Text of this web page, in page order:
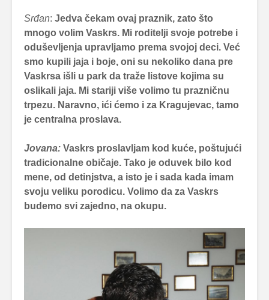
Srđan: Jedva čekam ovaj praznik, zato što
mnogo volim Vaskrs. Mi roditelji svoje potrebe i
oduševljenja upravljamo prema svojoj deci. Već
smo kupili jaja i boje, oni su nekoliko dana pre
Vaskrsa išli u park da traže listove kojima su
oslikali jaja. Mi stariji više volimo tu prazničnu
trpezu. Naravno, ići ćemo i za Kragujevac, tamo
je centralna proslava.
Jovana: Vaskrs proslavljam kod kuće, poštujući
tradicionalne običaje. Tako je oduvek bilo kod
mene, od detinjstva, a isto je i sada kada imam
svoju veliku porodicu. Volimo da za Vaskrs
budemo svi zajedno, na okupu.